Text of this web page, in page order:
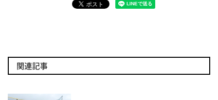
関連記事